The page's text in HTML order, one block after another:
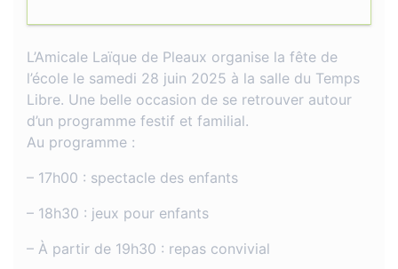
L’Amicale Laïque de Pleaux organise la fête de
l’école le samedi 28 juin 2025 à la salle du Temps
Libre. Une belle occasion de se retrouver autour
d’un programme festif et familial.
Au programme :
– 17h00 : spectacle des enfants
– 18h30 : jeux pour enfants
– À partir de 19h30 : repas convivial